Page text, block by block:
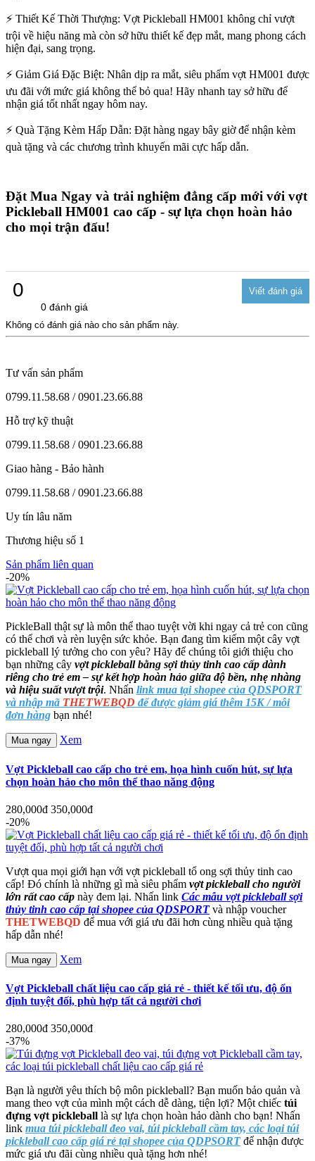
⚡ Thiết Kế Thời Thượng: Vợt Pickleball HM001 không chỉ vượt
trội về hiệu năng mà còn sở hữu thiết kế đẹp mắt, mang phong cách
hiện đại, sang trọng.
⚡ Giảm Giá Đặc Biệt: Nhân dịp ra mắt, siêu phẩm vợt HM001 được
ưu đãi với mức giá không thể bỏ qua! Hãy nhanh tay sở hữu để
nhận giá tốt nhất ngay hôm nay.
⚡ Quà Tặng Kèm Hấp Dẫn: Đặt hàng ngay bây giờ để nhận kèm
quà tặng và các chương trình khuyến mãi cực hấp dẫn.
Đặt Mua Ngay và trải nghiệm đẳng cấp mới với vợt
Pickleball HM001 cao cấp - sự lựa chọn hoàn hảo
cho mọi trận đấu!
0
0 đánh giá
Không có đánh giá nào cho sản phẩm này.
Tư vấn sản phẩm
0799.11.58.68 / 0901.23.66.88
Hỗ trợ kỹ thuật
0799.11.58.68 / 0901.23.66.88
Giao hàng - Bảo hành
0799.11.58.68 / 0901.23.66.88
Uy tín lâu năm
Thương hiệu số 1
Sản phẩm liên quan
-20%
PickleBall thật sự là môn thể thao tuyệt vời khi ngay cả trẻ con cũng
có thể chơi và rèn luyện sức khỏe. Bạn đang tìm kiếm một cây vợt
pickleball lý tưởng cho con yêu? Hãy để chúng tôi giới thiệu cho
bạn những cây vợt pickleball bằng sợi thủy tinh cao cấp dành
riêng cho trẻ em – sự kết hợp hoàn hảo giữa độ bền, nhẹ nhàng
và hiệu suất vượt trội. Nhấn link mua tại shopee của QDSPORT
và nhập mã THETWEBQD để được giảm giá thêm 15K / mỗi
đơn hàng bạn nhé!
Mua ngay Xem
Vợt Pickleball cao cấp cho trẻ em, họa hình cuốn hút, sự lựa
chọn hoàn hảo cho môn thể thao năng động
280,000đ 350,000đ
-20%
Vượt qua mọi giới hạn với vợt pickleball tổ ong sợi thủy tinh cao
cấp! Đó chính là những gì mà siêu phẩm vợt pickleball cho người
lớn rất cao cấp này đem lại. Nhấn link Các mẫu vợt pickleball sợi
thủy tinh cao cấp tại shopee của QDSPORTvà nhập voucher
THETWEBQD để mua với giá ưu đãi hơn cùng nhiều quà tặng
hấp dẫn nhé!
Mua ngay Xem
Vợt Pickleball chất liệu cao cấp giá rẻ - thiết kế tối ưu, độ ổn
định tuyệt đối, phù hợp tất cả người chơi
280,000đ 350,000đ
-37%
Bạn là người yêu thích bộ môn pickleball? Bạn muốn bảo quản và
mang theo vợt của mình một cách dễ dàng, tiện lợi? Một chiếc túi
đựng vợt pickleball là sự lựa chọn hoàn hảo dành cho bạn! Nhấn
link mua túi pickleball đeo vai, túi pickleball cầm tay, các loại túi
pickleball cao cấp giá rẻ tại shopee của QDPSORTđể nhận được
mức giá ưu đãi cùng nhiều quà tặng hơn nhé!